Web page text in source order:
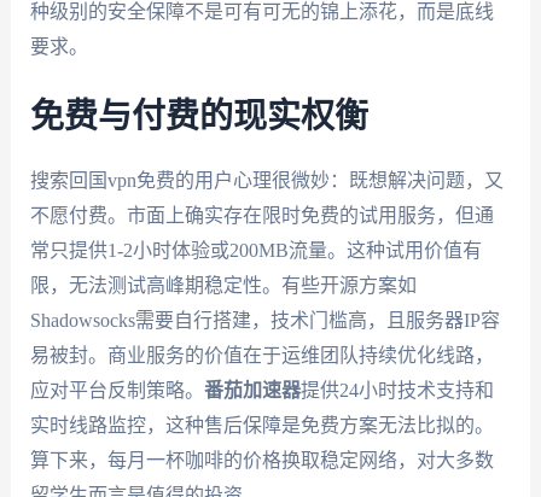
种级别的安全保障不是可有可无的锦上添花，而是底线
要求。
免费与付费的现实权衡
搜索回国vpn免费的用户心理很微妙：既想解决问题，又
不愿付费。市面上确实存在限时免费的试用服务，但通
常只提供1-2小时体验或200MB流量。这种试用价值有
限，无法测试高峰期稳定性。有些开源方案如
Shadowsocks需要自行搭建，技术门槛高，且服务器IP容
易被封。商业服务的价值在于运维团队持续优化线路，
应对平台反制策略。 番茄加速器提供24小时技术支持和
实时线路监控，这种售后保障是免费方案无法比拟的。
算下来，每月一杯咖啡的价格换取稳定网络，对大多数